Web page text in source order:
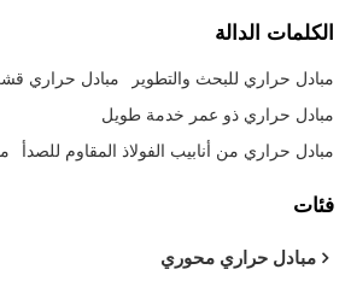
الكلمات الدالة
مبادل حراري للبحث والتطوير
مبادل حراري
مبادل حراري ذو عمر خدمة طويل
مبادل حراري من أنابيب الفولاذ المقاوم للصدأ
فئات
مبادل حراري محوري